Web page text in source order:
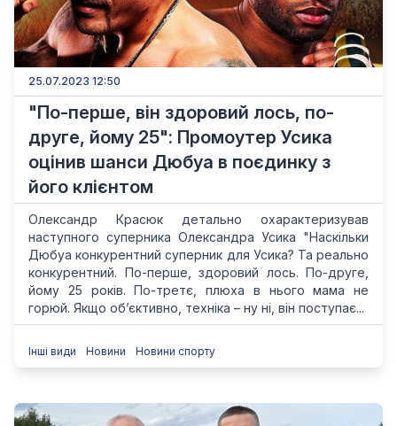
25.07.2023 12:50
"По-перше, він здоровий лось, по-
друге, йому 25": Промоутер Усика
оцінив шанси Дюбуа в поєдинку з
його клієнтом
Олександр Красюк детально охарактеризував
наступного суперника Олександра Усика "Наскільки
Дюбуа конкурентний суперник для Усика? Та реально
конкурентний. По-перше, здоровий лось. По-друге,
йому 25 років. По-третє, плюха в нього мама не
горюй. Якщо обʼєктивно, техніка – ну ні, він поступає...
Інші види Новини Новини спорту